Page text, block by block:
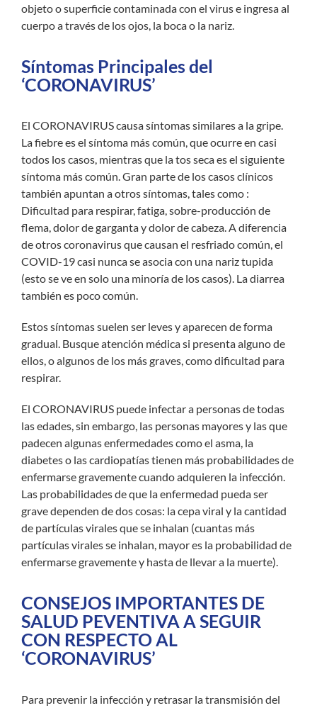
objeto o superficie contaminada con el virus e ingresa al
cuerpo a través de los ojos, la boca o la nariz.
Síntomas Principales del
‘CORONAVIRUS’
El CORONAVIRUS causa síntomas similares a la gripe.
La fiebre es el síntoma más común, que ocurre en casi
todos los casos, mientras que la tos seca es el siguiente
síntoma más común. Gran parte de los casos clínicos
también apuntan a otros síntomas, tales como :
Dificultad para respirar, fatiga, sobre-producción de
flema, dolor de garganta y dolor de cabeza. A diferencia
de otros coronavirus que causan el resfriado común, el
COVID-19 casi nunca se asocia con una nariz tupida
(esto se ve en solo una minoría de los casos). La diarrea
también es poco común.
Estos síntomas suelen ser leves y aparecen de forma
gradual. Busque atención médica si presenta alguno de
ellos, o algunos de los más graves, como dificultad para
respirar.
El CORONAVIRUS puede infectar a personas de todas
las edades, sin embargo, las personas mayores y las que
padecen algunas enfermedades como el asma, la
diabetes o las cardiopatías tienen más probabilidades de
enfermarse gravemente cuando adquieren la infección.
Las probabilidades de que la enfermedad pueda ser
grave dependen de dos cosas: la cepa viral y la cantidad
de partículas virales que se inhalan (cuantas más
partículas virales se inhalan, mayor es la probabilidad de
enfermarse gravemente y hasta de llevar a la muerte).
CONSEJOS IMPORTANTES DE
SALUD PEVENTIVA A SEGUIR
CON RESPECTO AL
‘CORONAVIRUS’
Para prevenir la infección y retrasar la transmisión del